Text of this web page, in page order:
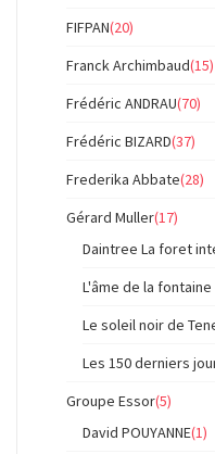
FIFPAN(20)
Franck Archimbaud(15)
Frédéric ANDRAU(70)
Frédéric BIZARD(37)
Frederika Abbate(28)
Gérard Muller(17)
Daintree La foret
L'âme de la
Le soleil noir de
Les 150 derniers
Groupe Essor(5)
David POUYANNE(1)